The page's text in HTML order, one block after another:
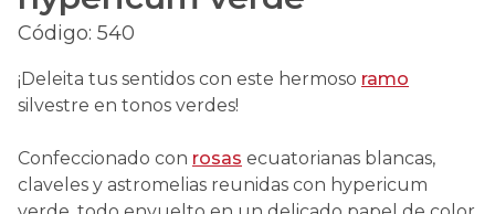
Código: 540
¡Deleita tus sentidos con este hermoso ramo
silvestre en tonos verdes!
Confeccionado con rosas ecuatorianas blancas,
claveles y astromelias reunidas con hypericum